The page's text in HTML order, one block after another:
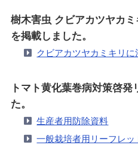
樹木害虫 クビアカツヤカ
を掲載しました。
クビアカツヤカミキリに
トマト黄化葉巻病対策啓
た。
生産者用防除資料
一般栽培者用リーフレッ